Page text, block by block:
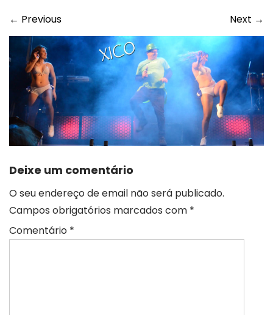
← Previous Next →
Deixe um comentário
O seu endereço de email não será publicado.
Campos obrigatórios marcados com *
Comentário *